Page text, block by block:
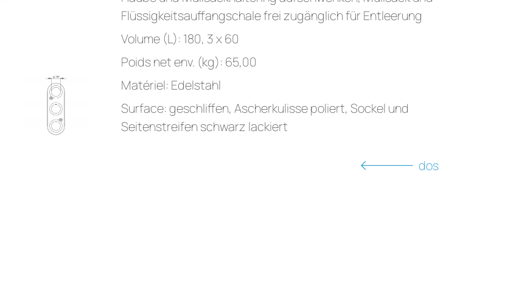
Flüssigkeitsauffangschale frei zugänglich für Entleerung
Volume (L): 180, 3 x 60
Poids net env. (kg): 65,00
Matériel: Edelstahl
Surface: geschliffen, Ascherkulisse poliert, Sockel und
Seitenstreifen schwarz lackiert
dos